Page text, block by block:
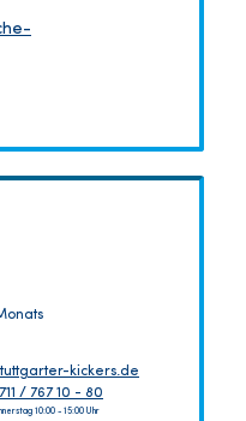
kickers.de
/ 767 10 - 80
10:00 - 15:00 Uhr